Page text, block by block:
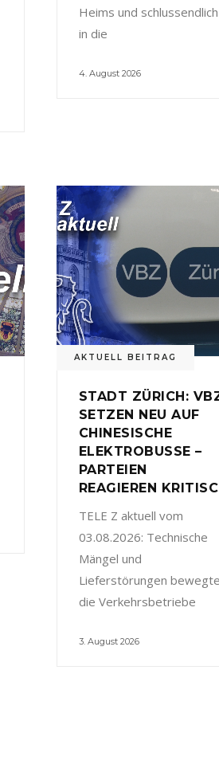
Heims und schlussendlich
in die
4. August 2026
AKTUELL BEITRAG
STADT ZÜRICH:
SETZEN NEU AUF
CHINESISCHE
ELEKTROBUSSE –
PARTEIEN
REAGIEREN
TELE Z aktuell vom
03.08.2026: Technische
Mängel und
Lieferstörungen
die Verkehrsbetriebe
3. August 2026